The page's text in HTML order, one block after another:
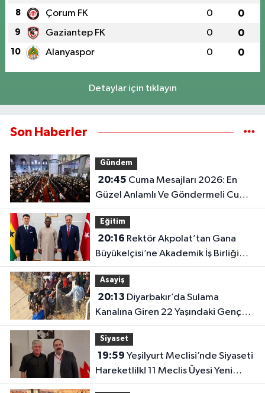
8 Çorum FK 0 0
9 Gaziantep FK 0 0
10 Alanyaspor 0 0
Detaylar için tıklayın
Son Haberler
Gündem
20:45
Güzel Anlamlı Ve Göndermeli Cuma
Sözleri..
Eğitim
20:16
Büyükelçisi’ne Akademik İş Birliği
Ziyareti!
Asayiş
20:13
Kanalına Giren 22 Yaşındaki Genç
Hayatını Kaybetti!
Siyaset
19:59
Hareketlilk! 11 Meclis Üyesi Yeni
Parti’ye Katıldı..